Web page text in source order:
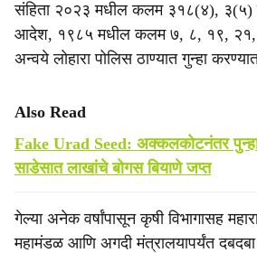
संहिता २०२३ मधील कलम ३१८(४),
आदेश, १९८५ मधील कलम ७, ८, १९,
अन्वये लोहारा पोलिस ठाण्यात गुन्हा
Also Read
Fake Urad Seed: अक्कलकोटनंतर पुन्हा
साडेसात लाखांचे बोगस बियाणे जप्त
गेल्या अनेक वर्षांपासून कृषी विभागासह
महामंडळ आणि अगदी मंत्रालयापर्यंत